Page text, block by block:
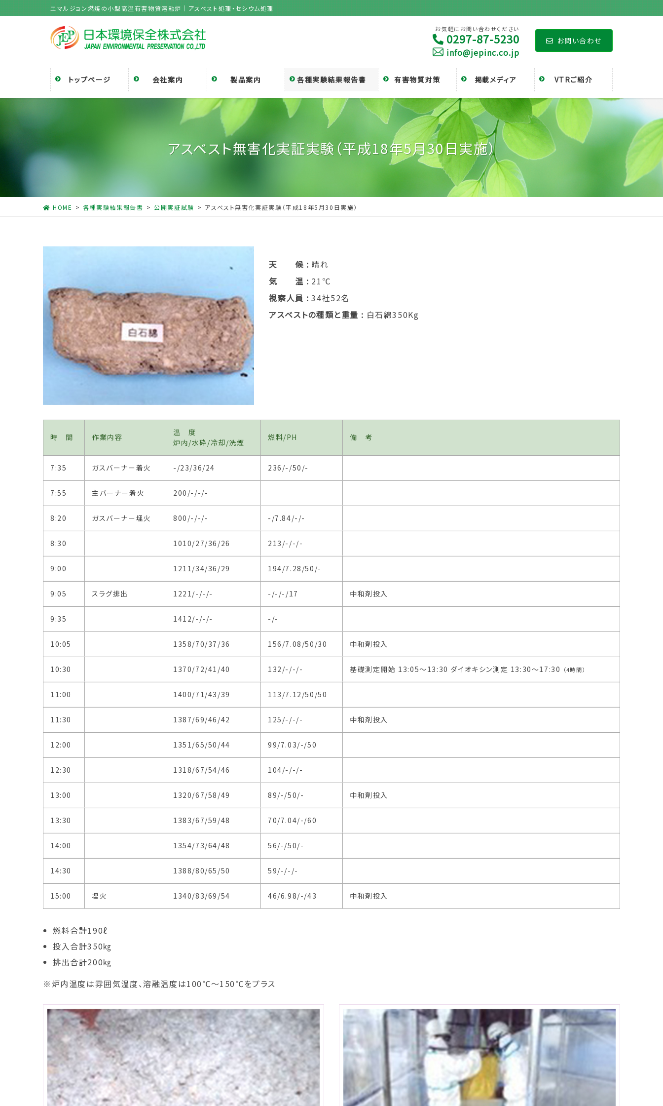
ン
ビ
移
エマルジョン燃焼の小型高温有害物質溶融炉｜アスベスト処理・セシウム処理
お気軽にお問い合わせください
0297-87-5230
info@jepinc.co.jp
お問い合わせ
トップページ 会社案内 製品案内 各種実験結果報告書 有害物質対策 掲載メディア VTRご紹介
アスベスト無害化実証実験（平成18年5月30日実施）
HOME 各種実験結果報告書 公開実証試験 アスベスト無害化実証実験（平成18年5月30日実施）
天 候
晴れ
気 温
21℃
視察人員
34社52名
アスベストの種類と重量
白石綿350Kg
時 間 作業内容
温 度
炉内/水砕/冷却/洗煙
燃料/PH 備 考
7:35 ガスバーナー着火 -/23/36/24 236/-/50/-
7:55 主バーナー着火 200/-/-/-
8:20 ガスバーナー埋火 800/-/-/- -/7.84/-/-
8:30 1010/27/36/26 213/-/-/-
9:00 1211/34/36/29 194/7.28/50/-
9:05 スラグ排出 1221/-/-/- -/-/-/17 中和剤投入
9:35 1412/-/-/- -/-
10:05 1358/70/37/36 156/7.08/50/30 中和剤投入
10:30 1370/72/41/40 132/-/-/- 基礎測定開始 13:05〜13:30 ダイオキシン測定 13:30〜17:30 （4時間）
11:00 1400/71/43/39 113/7.12/50/50
11:30 1387/69/46/42 125/-/-/- 中和剤投入
12:00 1351/65/50/44 99/7.03/-/50
12:30 1318/67/54/46 104/-/-/-
13:00 1320/67/58/49 89/-/50/- 中和剤投入
13:30 1383/67/59/48 70/7.04/-/60
14:00 1354/73/64/48 56/-/50/-
14:30 1388/80/65/50 59/-/-/-
15:00 埋火 1340/83/69/54 46/6.98/-/43 中和剤投入
燃料合計190ℓ
投入合計350㎏
排出合計200㎏
※炉内温度は雰囲気温度、溶融温度は100℃〜150℃をプラス